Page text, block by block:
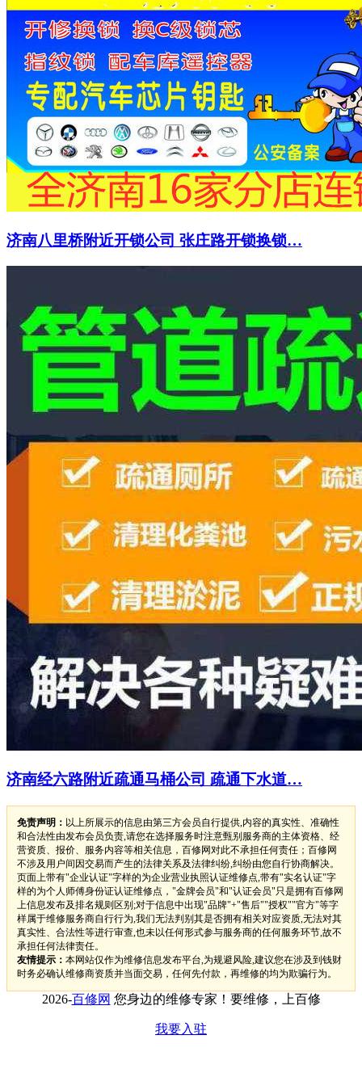
济南八里桥附近开锁公司 张庄路开锁换锁…
济南经六路附近疏通马桶公司 疏通下水道…
免责声明： 以上所展示的信息由第三方会员自行提供,内容的真实性、准确性
和合法性由发布会员负责,请您在选择服务时注意甄别服务商的主体资格、经
营资质、报价、服务内容等相关信息，百修网对此不承担任何责任；百修网
不涉及用户间因交易而产生的法律关系及法律纠纷,纠纷由您自行协商解决。
页面上带有"企业认证"字样的为企业营业执照认证维修点,带有"实名认证"字
样的为个人师傅身份证认证维修点，"金牌会员"和"认证会员"只是拥有百修网
上信息发布及排名规则区别;对于信息中出现"品牌"+"售后""授权""官方"等字
样属于维修服务商自行行为,我们无法判别其是否拥有相关对应资质,无法对其
真实性、合法性等进行审查,也未以任何形式参与服务商的任何服务环节,故不
承担任何法律责任。
友情提示： 本网站仅作为维修信息发布平台,为规避风险,建议您在涉及到钱财
时务必确认维修商资质并当面交易，任何先付款，再维修的均为欺骗行为。
2026-百修网 您身边的维修专家！要维修，上百修
我要入驻